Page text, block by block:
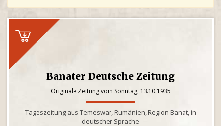
Banater Deutsche Zeitung
Originale Zeitung vom Sonntag, 13.10.1935
Tageszeitung aus Temeswar, Rumänien, Region Banat, in
deutscher Sprache